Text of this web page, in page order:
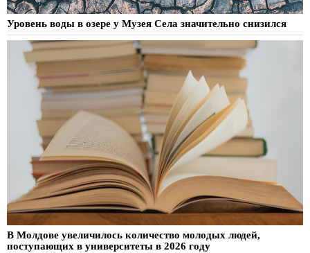
Уровень воды в озере у Музея Села значительно снизился
В Молдове увеличилось количество молодых людей,
поступающих в университеты в 2026 году